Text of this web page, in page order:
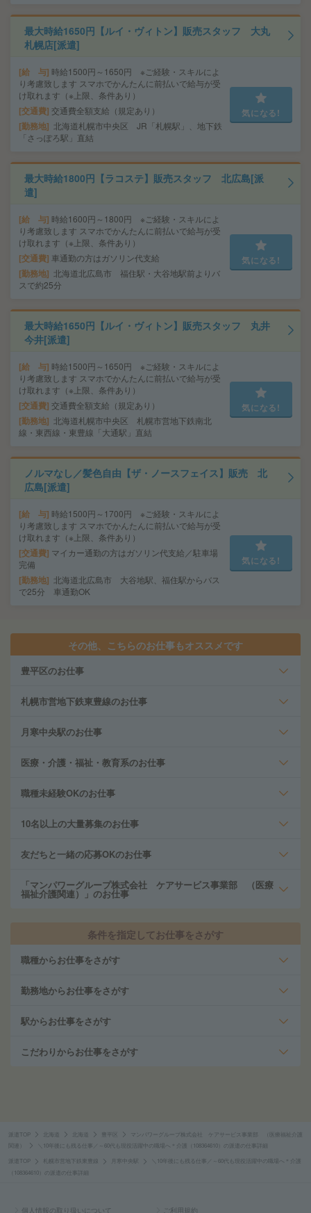
最大時給1650円【ルイ・ヴィトン】販売スタッフ 大丸
札幌店[派遣]
給 与 時給1500円～1650円 ※ご経験・スキルによ
り考慮致します スマホでかんたんに前払いで給与が受
け取れます（※上限、条件あり）
交通費 交通費全額支給（規定あり）
勤務地
北海道札幌市中央区 JR「札幌駅」、地下鉄
「さっぽろ駅」直結
気になる!
最大時給1800円【ラコステ】販売スタッフ 北広島[派
遣]
給 与 時給1600円～1800円 ※ご経験・スキルによ
り考慮致します スマホでかんたんに前払いで給与が受
け取れます（※上限、条件あり）
交通費 車通勤の方はガソリン代支給
勤務地
北海道北広島市 福住駅・大谷地駅前よりバ
スで約25分
気になる!
最大時給1650円【ルイ・ヴィトン】販売スタッフ 丸井
今井[派遣]
給 与 時給1500円～1650円 ※ご経験・スキルによ
り考慮致します スマホでかんたんに前払いで給与が受
け取れます（※上限、条件あり）
交通費 交通費全額支給（規定あり）
勤務地
北海道札幌市中央区 札幌市営地下鉄南北
線・東西線・東豊線「大通駅」直結
気になる!
ノルマなし／髪色自由【ザ・ノースフェイス】販売 北
広島[派遣]
給 与 時給1500円～1700円 ※ご経験・スキルによ
り考慮致します スマホでかんたんに前払いで給与が受
け取れます（※上限、条件あり）
交通費 マイカー通勤の方はガソリン代支給／駐車場
完備
勤務地
北海道北広島市 大谷地駅、福住駅からバス
で25分 車通勤OK
気になる!
その他、こちらのお仕事もオススメです
豊平区のお仕事
札幌市営地下鉄東豊線のお仕事
月寒中央駅のお仕事
医療・介護・福祉・教育系のお仕事
職種未経験OKのお仕事
10名以上の大量募集のお仕事
友だちと一緒の応募OKのお仕事
「マンパワーグループ株式会社 ケアサービス事業部 （医療
福祉介護関連）」のお仕事
条件を指定してお仕事をさがす
職種からお仕事をさがす
勤務地からお仕事をさがす
駅からお仕事をさがす
こだわりからお仕事をさがす
派遣TOP 北海道 北海道 豊平区
マンパワーグループ株式会社 ケアサービス事業部 （医療福祉介護
関連）
＼10年後にも残る仕事／～60代も現役活躍中の職場へ＊介護（108364610）の派遣の仕事詳細
派遣TOP 札幌市営地下鉄東豊線 月寒中央駅
＼10年後にも残る仕事／～60代も現役活躍中の職場へ＊介護
（108364610）の派遣の仕事詳細
個人情報の取り扱いについて ご利用規約